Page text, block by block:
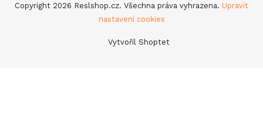
Vytvořil Shoptet
Copyright 2026 Reslshop.cz. Všechna práva vyhrazena. Upravit
nastavení cookies